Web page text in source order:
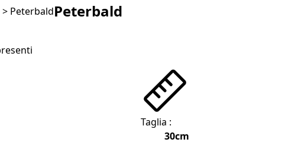
> PeterbaldPeterbald
Taglia :
30cm